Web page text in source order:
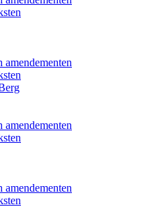
amendementen
amendementen
amendementen